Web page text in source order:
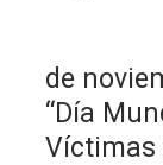
de
“Día
Víctimas